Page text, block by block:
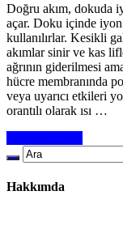
Doğru akım, dokuda
açar. Doku içinde iyon
kullanılırlar. Kesikli
akımlar sinir ve kas
ağrının giderilmesi
hücre membranında
veya uyarıcı etkileri
orantılı olarak ısı …
Hakkımda